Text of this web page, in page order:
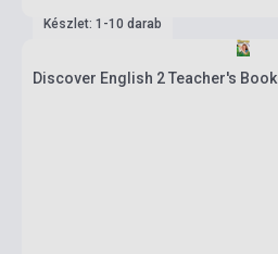
Készlet: 1-10 darab
Discover English 2 Teacher's Book